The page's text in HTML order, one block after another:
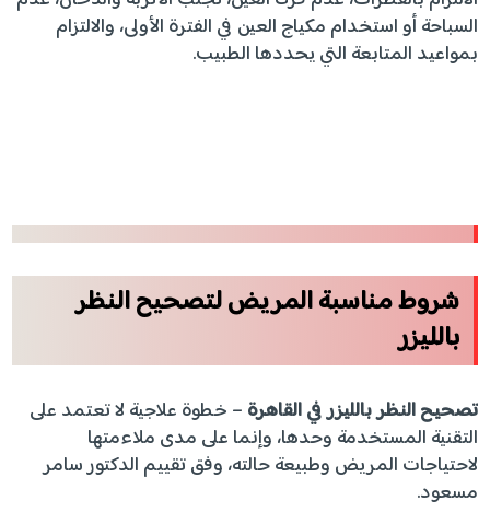
السباحة أو استخدام مكياج العين في الفترة الأولى، والالتزام
بمواعيد المتابعة التي يحددها الطبيب.
شروط مناسبة المريض لتصحيح النظر
بالليزر
تصحيح النظر بالليزر في القاهرة – خطوة علاجية لا تعتمد على
التقنية المستخدمة وحدها، وإنما على مدى ملاءمتها
لاحتياجات المريض وطبيعة حالته، وفق تقييم الدكتور سامر
مسعود.